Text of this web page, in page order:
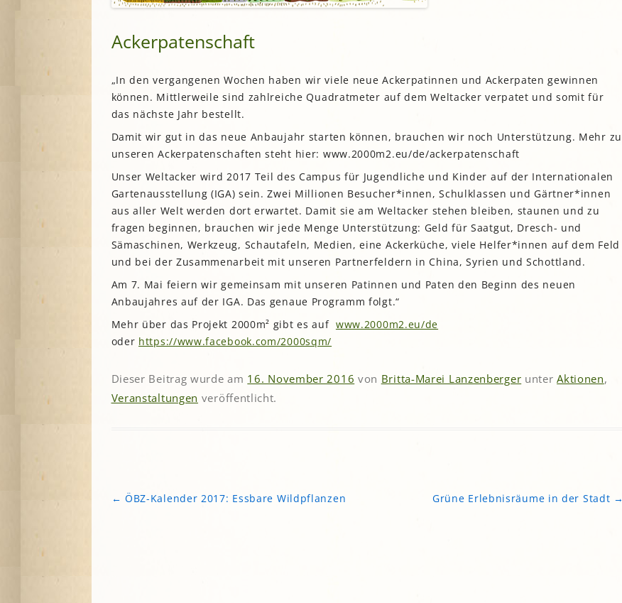
Vielfalt der IG Feuerwache „Minga Permadies“ bei
Karlsfeld
Nachbarschaftsgarten
Kirchen Ecke Seerieder
o’pflanzt is!
Stattpark OLGA Sonnengarten Solln
StadtAcker am
Ackermannbogen
Tauschgarten Perlach
Urbanes Gärtnern Allach-
Untermenzing
Wabengarten im ÖBZ
WERKSgarten WertFeld
Wogeno Freiham
Ramersdorf
Garten des
Gartentreffpunkt
Integriertes Wohnen
Kosmos unter Null
Moosacher Lebensinsel
Nachbarschaftstreff an der
Nordheide
Gemeinschaftsgarten
rosen_heim
TUM Gardening
Pasinger Magdalenenpark
und ehemaliger
Lesegärten Lesegarten Stadtbibliothek
Schulgärten
Historische Gärten
Weitere Gartenprojekte
Grünpaten
Grünwerkstatt in der
Messestadt
Biotoppflege des LBV
Münchner Waldgarten
Netzwerk Blühende
Landschaft und
Naturgarten e.V. Haar
Spreadseed
Stadtimker
Agropolis
Gartler
Stadtentwicklung
Stiftungen
Terra Network
Urbane Gärten
Ackerpatenschaft
„In den vergangenen Wochen haben wir viele neue Ackerpatinnen und Ackerpaten gewinnen
können. Mittlerweile sind zahlreiche Quadratmeter auf dem Weltacker verpatet und somit für
das nächste Jahr bestellt.
Damit wir gut in das neue Anbaujahr starten können, brauchen wir noch Unterstützung. Mehr zu
unseren Ackerpatenschaften steht hier: www.2000m2.eu/de/ackerpatenschaft
Unser Weltacker wird 2017 Teil des Campus für Jugendliche und Kinder auf der Internationalen
Gartenausstellung (IGA) sein. Zwei Millionen Besucher*innen, Schulklassen und Gärtner*innen
aus aller Welt werden dort erwartet. Damit sie am Weltacker stehen bleiben, staunen und zu
fragen beginnen, brauchen wir jede Menge Unterstützung: Geld für Saatgut, Dresch- und
Sämaschinen, Werkzeug, Schautafeln, Medien, eine Ackerküche, viele Helfer*innen auf dem Feld
und bei der Zusammenarbeit mit unseren Partnerfeldern in China, Syrien und Schottland.
Am 7. Mai feiern wir gemeinsam mit unseren Patinnen und Paten den Beginn des neuen
Anbaujahres auf der IGA. Das genaue Programm folgt.“
Mehr über das Projekt 2000m² gibt es auf www.2000m2.eu/de
oder https://www.facebook.com/2000sqm/
Dieser Beitrag wurde am 16. November 2016 von Britta-Marei Lanzenberger unterAktionen,
Veranstaltungen veröffentlicht.
← ÖBZ-Kalender 2017: Essbare Wildpflanzen Grüne Erlebnisräume in der Stadt →